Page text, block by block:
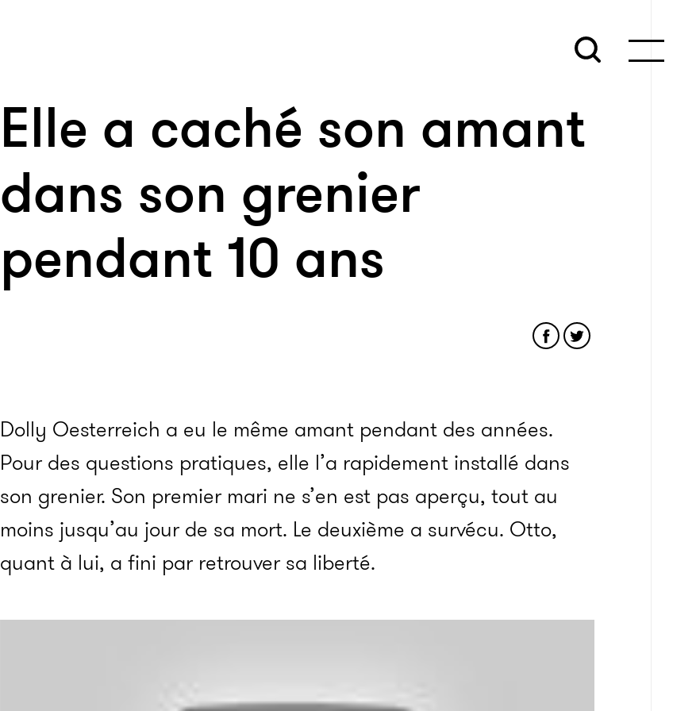
Elle a caché son amant
dans son grenier
pendant 10 ans
Dolly Oesterreich a eu le même amant pendant des années.
Pour des questions pratiques, elle l’a rapidement installé dans
son grenier. Son premier mari ne s’en est pas aperçu, tout au
moins jusqu’au jour de sa mort. Le deuxième a survécu. Otto,
quant à lui, a fini par retrouver sa liberté.